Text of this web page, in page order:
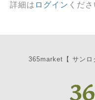
詳細は ログイン くださ
365market【 サンロ